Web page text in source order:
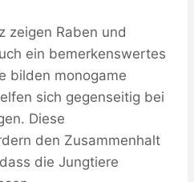
zeigen Raben und
ein bemerkenswertes
bilden monogame
sich gegenseitig bei
Diese
den Zusammenhalt
die Jungtiere